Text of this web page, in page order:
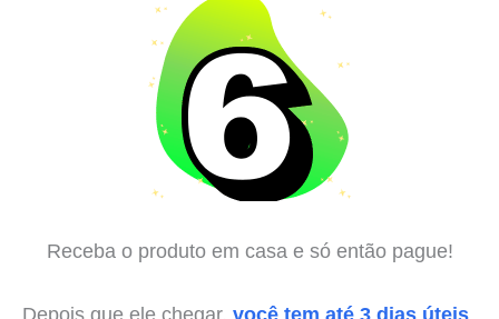
Receba o produto em casa e só então pague!
Depois que ele chegar, você tem até 3 dias úteis